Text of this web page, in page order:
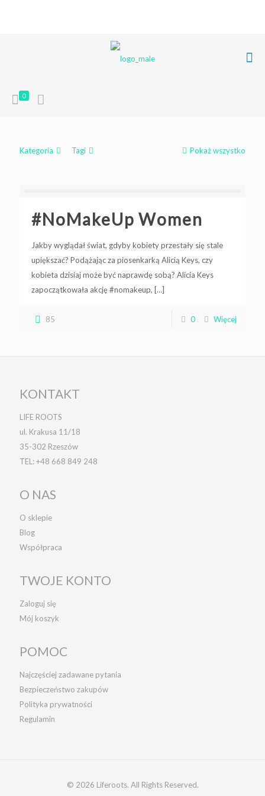
0
Kategoria Tagi Pokaż wszystko
#NoMakeUp Women
Jakby wyglądał świat, gdyby kobiety przestały się stale
upiększać? Podążając za piosenkarką Alicią Keys, czy
kobieta dzisiaj może być naprawdę sobą? Alicia Keys
zapoczątkowała akcję #nomakeup, […]
85 0 Więcej
KONTAKT
LIFE ROOTS
ul. Krakusa 11/18
35-302 Rzeszów
TEL:+48 668 849 248
O NAS
O sklepie
Blog
Współpraca
TWOJE KONTO
Zaloguj się
Mój koszyk
POMOC
Najczęściej zadawane pytania
Bezpieczeństwo zakupów
Polityka prywatności
Regulamin
© 2026 Liferoots. All Rights Reserved.